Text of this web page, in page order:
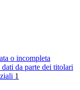
o incompleta
da parte dei titolari
1